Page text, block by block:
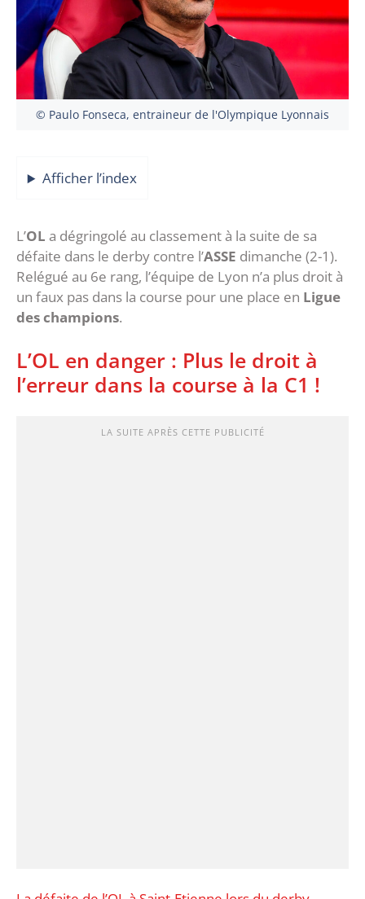
© Paulo Fonseca, entraineur de l'Olympique Lyonnais
Afficher l’index
L’OL a dégringolé au classement à la suite de sa
défaite dans le derby contre l’ASSE dimanche (2-1).
Relégué au 6e rang, l’équipe de Lyon n’a plus droit à
un faux pas dans la course pour une place en Ligue
des champions.
L’OL en danger : Plus le droit à
l’erreur dans la course à la C1 !
LA SUITE APRÈS CETTE PUBLICITÉ